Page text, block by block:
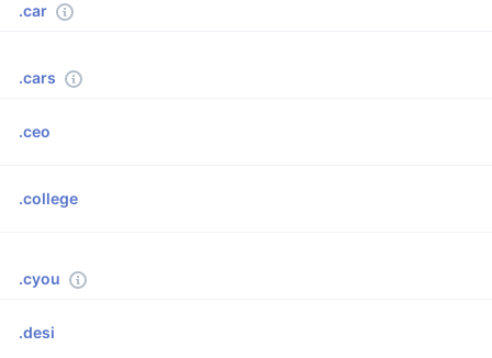
.car
.cars
.ceo
.college
.cyou
.desi